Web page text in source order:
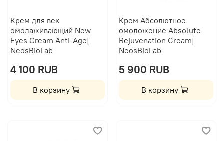
Крем для век
омолаживающий New
Eyes Cream Anti-Age|
NeosBioLab
4 100 RUB
В корзину
Крем Абсолютное
омоложение Absolute
Rejuvenation Cream|
NeosBioLab
5 900 RUB
В корзину